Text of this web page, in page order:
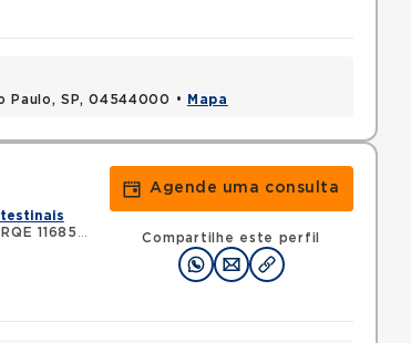
Paulo, SP, 04544000 • Mapa
RQE 116851 - Gastroenterologia
Agende uma consulta
Compartilhe este perfil